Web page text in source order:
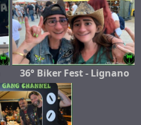
36° Biker Fest - Lignano